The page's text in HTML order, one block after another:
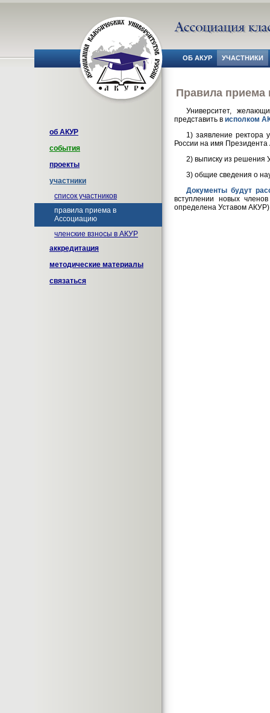
Правила приема
Университет,
представить в исполком
1) заявление ректора
России на имя
2) выписку из решения
3) общие сведения о
Документы будут
вступлении новых
определена Уставом
об АКУР
события
проекты
участники
список участников
правила приема в
Ассоциацию
членские взносы в АКУР
аккредитация
методические материалы
связаться
ОБ АКУР УЧАСТНИКИ